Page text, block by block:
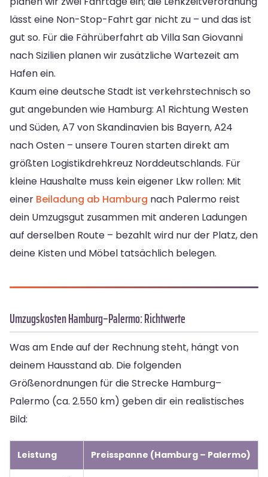
lässt eine Non-Stop-Fahrt gar nicht zu – und das ist
gut so. Für die Fährüberfahrt ab Villa San Giovanni
nach Sizilien planen wir zusätzliche Wartezeit am
Hafen ein.
Kaum eine deutsche Stadt ist verkehrstechnisch so
gut angebunden wie Hamburg: A1 Richtung Westen
und Süden, A7 von Skandinavien bis Bayern, A24
nach Osten – unsere Touren starten direkt am
größten Logistikdrehkreuz Norddeutschlands. Für
kleine Haushalte muss kein eigener Lkw rollen: Mit
einer Beiladung ab Hamburg nach Palermo reist
dein Umzugsgut zusammen mit anderen Ladungen
auf derselben Route – bezahlt wird nur der Platz, den
deine Kisten und Möbel tatsächlich belegen.
Umzugskosten Hamburg–Palermo: Richtwerte
Was am Ende auf der Rechnung steht, hängt von
deinem Hausstand ab. Die folgenden
Größenordnungen für die Strecke Hamburg–
Palermo (ca. 2.550 km) geben dir ein realistisches
Bild:
Leistung Preisspanne (Hamburg – Palermo)